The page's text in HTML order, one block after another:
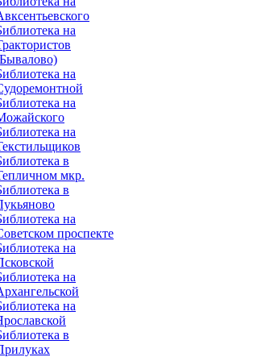
на
на
на
на
в
мкр.
в
на
проспекте
на
на
на
в